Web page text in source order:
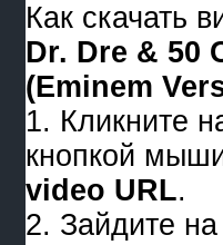
Как скачать
Dr. Dre & 50
(Eminem
1. Кликните
кнопкой
video URL.
2. Зайдите на